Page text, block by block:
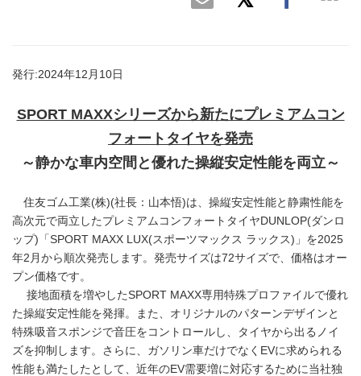
発行:2024年12月10日
SPORT MAXXシリーズから新たにプレミアムコン
フォートタイヤを発売
～静かな車内空間と優れた操縦安定性能を両立～
住友ゴム工業(株)(社長：山本悟)は、操縦安定性能と静粛性能を
高次元で両立したプレミアムコンフォートタイヤDUNLOP(ダンロ
ップ)「SPORT MAXX LUX(スポーツマックス ラックス)」を2025
年2月から順次発売します。発売サイズは72サイズで、価格はオー
プン価格です。
接地面積を増やしたSPORT MAXX専用特殊プロファイルで優れ
た操縦安定性能を発揮。また、オリジナルのパターンデザインと
特殊吸音スポンジで音圧をコントロールし、タイヤから出るノイ
ズを抑制します。さらに、ガソリン車だけでなくEVに求められる
性能も満たしたとして、近年のEV需要増に対応するために当社独